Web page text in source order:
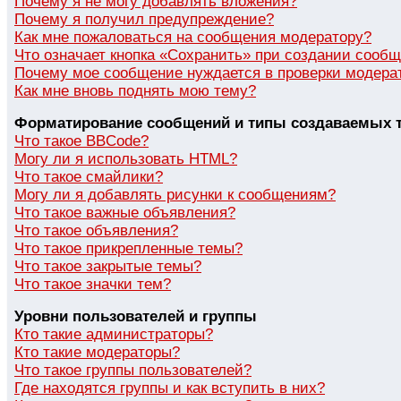
Почему я получил предупреждение?
Как мне пожаловаться на сообщения модератору?
Что означает кнопка «Сохранить» при создании
Почему мое сообщение нуждается в проверки
Как мне вновь поднять мою тему?
Форматирование сообщений и типы создаваемых
Что такое BBCode?
Могу ли я использовать HTML?
Что такое смайлики?
Могу ли я добавлять рисунки к сообщениям?
Что такое важные объявления?
Что такое объявления?
Что такое прикрепленные темы?
Что такое закрытые темы?
Что такое значки тем?
Уровни пользователей и группы
Кто такие администраторы?
Кто такие модераторы?
Что такое группы пользователей?
Где находятся группы и как вступить в них?